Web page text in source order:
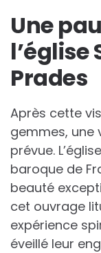
Une
l’église
Prades
Après cette
gemmes, une
prévue.
baroque de
beauté
cet ouvrage
expérience
éveillé leur